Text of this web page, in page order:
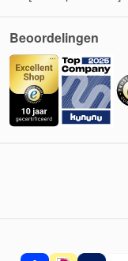
Beoordelingen